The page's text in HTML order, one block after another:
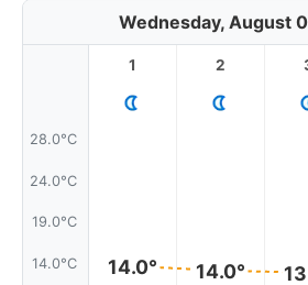
Wednesday, August
28.0°C
24.0°C
19.0°C
14.0°C
1
14.0°
2
14.0°